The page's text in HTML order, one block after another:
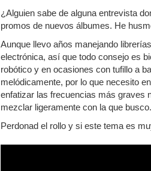
¿Alguien sabe de alguna entrevista
promos de nuevos álbumes. He
Aunque llevo años manejando
electrónica, así que todo consejo es
robótico y en ocasiones con tufillo a
melódicamente, por lo que necesito
enfatizar las frecuencias más graves
mezclar ligeramente con la que busco.
Perdonad el rollo y si este tema es